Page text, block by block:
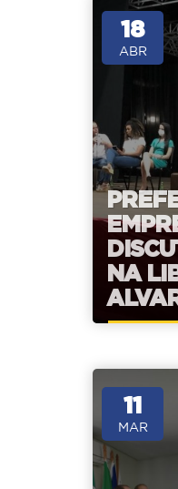
18
ABR
NA
11
MAR